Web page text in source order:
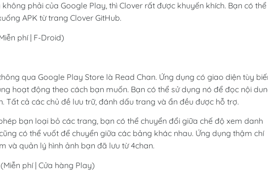
phải của Google Play, thì Clover rất được khuyến khích. Bạn có thể
APK từ trang Clover GitHub.
phí | F-Droid)
qua Google Play Store là Read Chan. Ứng dụng có giao diện tùy
hoạt động theo cách bạn muốn. Bạn có thể sử dụng nó để đọc nội
Tất cả các chủ đề lưu trữ, đánh dấu trang và ẩn đều được hỗ trợ.
bạn loại bỏ các trang, bạn có thể chuyển đổi giữa chế độ xem danh
có thể vuốt để chuyển giữa các bảng khác nhau. Ứng dụng thậm chí
và quản lý hình ảnh bạn đã lưu từ 4chan.
phí | Cửa hàng Play)